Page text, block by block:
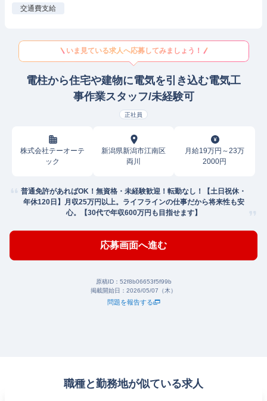
交通費支給
いま見ている求人へ応募してみましょう！
電柱から住宅や建物に電気を引き込む電気工
事作業スタッフ/未経験可
正社員
株式会社テーオーテ
ック
新潟県新潟市江南区
両川
月給19万円～23万
2000円
普通免許があればOK！無資格・未経験歓迎！転勤なし！【土日祝休・
年休120日】月収25万円以上。ライフラインの仕事だから将来性も安
心。【30代で年収600万円も目指せます】
応募画面へ進む
原稿ID： 52f8b06653f5f99b
掲載開始日： 2026/05/07（木）
問題を報告する
職種と勤務地が似ている求人